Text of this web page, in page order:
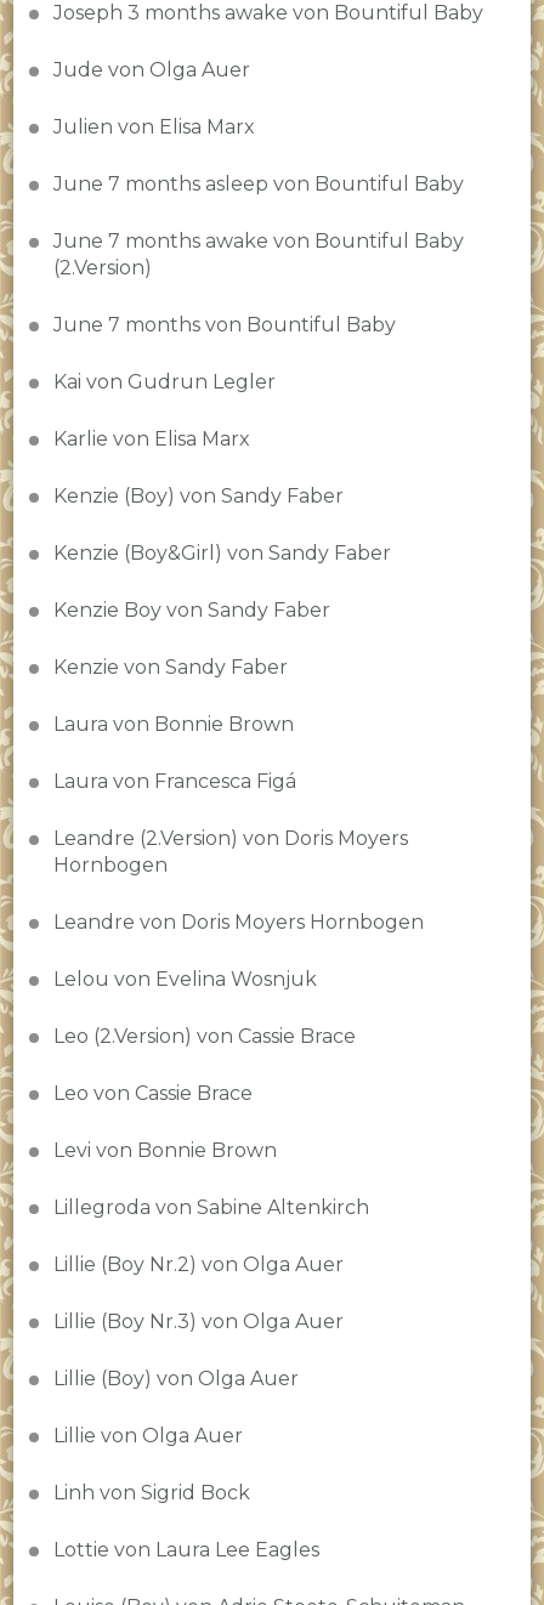
Joseph 3 months awake von Bountiful Baby
Jude von Olga Auer
Julien von Elisa Marx
June 7 months asleep von Bountiful Baby
June 7 months awake von Bountiful Baby
(2.Version)
June 7 months von Bountiful Baby
Kai von Gudrun Legler
Karlie von Elisa Marx
Kenzie (Boy) von Sandy Faber
Kenzie (Boy&Girl) von Sandy Faber
Kenzie Boy von Sandy Faber
Kenzie von Sandy Faber
Laura von Bonnie Brown
Laura von Francesca Figá
Leandre (2.Version) von Doris Moyers
Hornbogen
Leandre von Doris Moyers Hornbogen
Lelou von Evelina Wosnjuk
Leo (2.Version) von Cassie Brace
Leo von Cassie Brace
Levi von Bonnie Brown
Lillegroda von Sabine Altenkirch
Lillie (Boy Nr.2) von Olga Auer
Lillie (Boy Nr.3) von Olga Auer
Lillie (Boy) von Olga Auer
Lillie von Olga Auer
Linh von Sigrid Bock
Lottie von Laura Lee Eagles